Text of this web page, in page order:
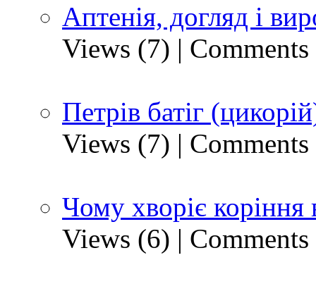
Аптенія, догляд і
Views (7) |
Петрів батіг
Views (7) |
Чому хворіє коріння
Views (6) |